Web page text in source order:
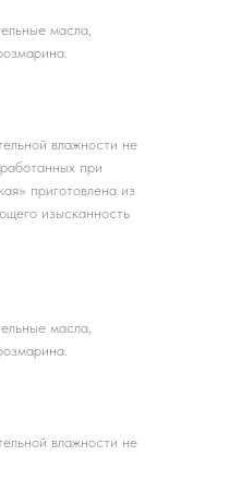
масла,
влажности не
при
приготовлена из
изысканность
масла,
влажности не